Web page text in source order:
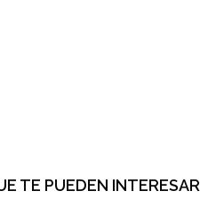
TE PUEDEN INTERESAR